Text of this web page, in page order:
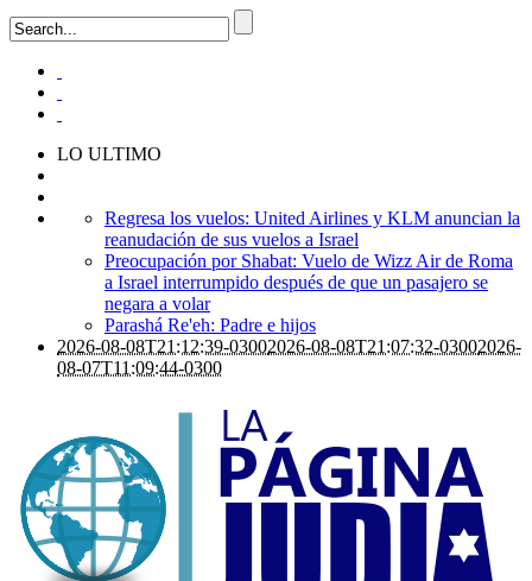
LO ULTIMO
Regresa los vuelos: United Airlines y KLM anuncian la
reanudación de sus vuelos a Israel
Preocupación por Shabat: Vuelo de Wizz Air de Roma
a Israel interrumpido después de que un pasajero se
negara a volar
Parashá Re'eh: Padre e hijos
2026-08-08T21:12:39-03002026-08-08T21:07:32-03002026-
08-07T11:09:44-0300